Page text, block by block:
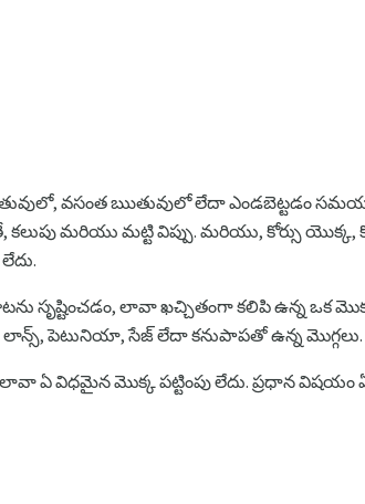
వసంత ఋతువులో లేదా ఎండబెట్టడం
కలుపు మరియు మట్టి విప్పు. మరియు, కోర్సు
సృష్టించడం, లావా ఖచ్చితంగా కలిపి ఉన్న ఒక
పెటునియా, సేజ్ లేదా కనుపాపతో ఉన్న మొగ్గలు.
లావా ఏ విధమైన మొక్క పట్టింపు లేదు. ప్రధాన విషయం